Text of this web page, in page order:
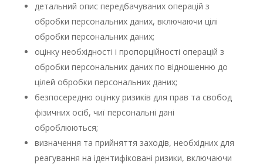
детальний опис передбачуваних операцій з
обробки персональних даних, включаючи цілі
обробки персональних даних;
оцінку необхідності і пропорційності операцій з
обробки персональних даних по відношенню до
цілей обробки персональних даних;
безпосередню оцінку ризиків для прав та свобод
фізичних осіб, чиї персональні дані
оброблюються;
визначення та прийняття заходів, необхідних для
реагування на ідентифіковані ризики, включаючи